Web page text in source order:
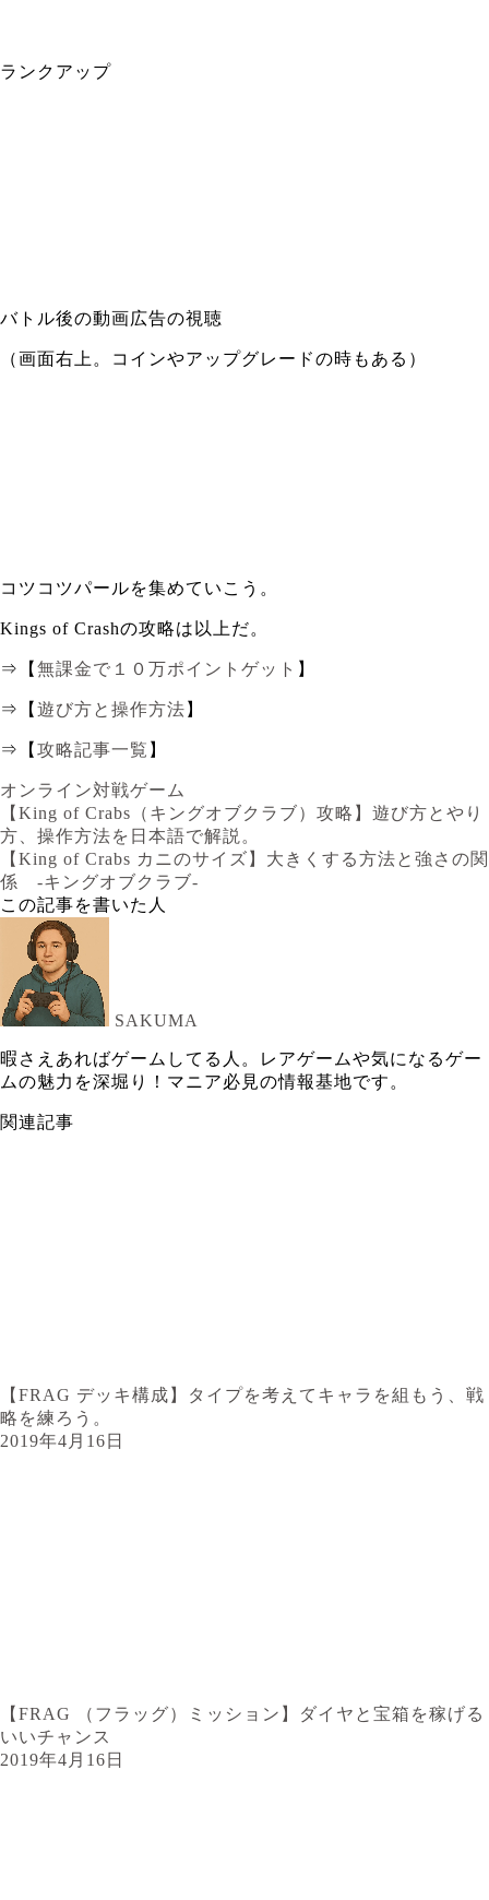
ランクアップ
バトル後の動画広告の視聴
（画面右上。コインやアップグレードの時もある）
コツコツパールを集めていこう。
Kings of Crashの攻略は以上だ。
⇒【 無課金で１０万ポイントゲット 】
⇒【 遊び方と操作方法 】
⇒【 攻略記事一覧 】
オンライン対戦ゲーム
【King of Crabs（キングオブクラブ）攻略】遊び方とやり
方、操作方法を日本語で解説。
【King of Crabs カニのサイズ】大きくする方法と強さの関
係 -キングオブクラブ-
この記事を書いた人
SAKUMA
暇さえあればゲームしてる人。レアゲームや気になるゲー
ムの魅力を深堀り！マニア必見の情報基地です。
関連記事
【FRAG デッキ構成】タイプを考えてキャラを組もう、戦
略を練ろう。
2019年4月16日
【FRAG （フラッグ）ミッション】ダイヤと宝箱を稼げる
いいチャンス
2019年4月16日